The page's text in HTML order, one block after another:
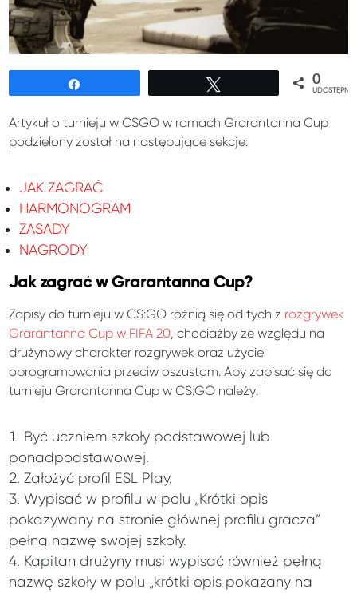
0
Artykuł o turnieju w CSGO w ramach Grarantanna Cup
podzielony został na następujące sekcje:
JAK ZAGRAĆ
HARMONOGRAM
ZASADY
NAGRODY
Jak zagrać w Grarantanna Cup?
Zapisy do turnieju w CS:GO różnią się od tych z rozgrywek
Grarantanna Cup w FIFA 20, chociażby ze względu na
drużynowy charakter rozgrywek oraz użycie
oprogramowania przeciw oszustom. Aby zapisać się do
turnieju Grarantanna Cup w CS:GO należy:
Być uczniem szkoły podstawowej lub
ponadpodstawowej.
Założyć profil ESL Play.
Wypisać w profilu w polu „Krótki opis
pokazywany na stronie głównej profilu gracza”
pełną nazwę swojej szkoły.
Kapitan drużyny musi wypisać również pełną
nazwę szkoły w polu „krótki opis pokazany na